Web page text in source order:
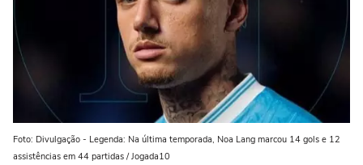
Foto: Divulgação - Legenda: Na última temporada, Noa Lang marcou 14 gols e 12
assistências em 44 partidas / Jogada10